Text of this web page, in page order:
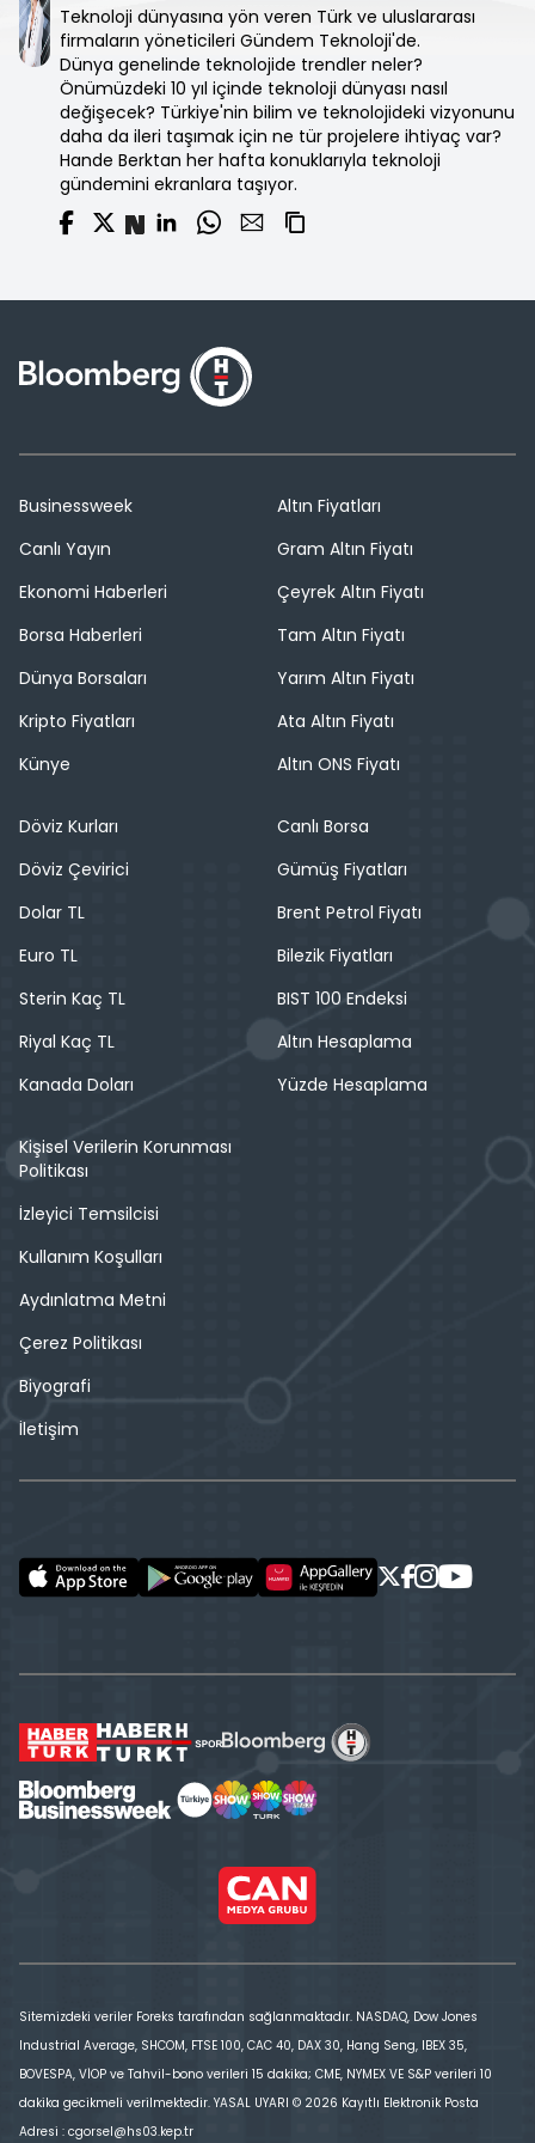
Teknoloji dünyasına yön veren Türk ve uluslararası
firmaların yöneticileri Gündem Teknoloji'de.
Dünya genelinde teknolojide trendler neler?
Önümüzdeki 10 yıl içinde teknoloji dünyası nasıl
değişecek? Türkiye'nin bilim ve teknolojideki vizyonunu
daha da ileri taşımak için ne tür projelere ihtiyaç var?
Hande Berktan her hafta konuklarıyla teknoloji
gündemini ekranlara taşıyor.
Businessweek
Canlı Yayın
Ekonomi Haberleri
Borsa Haberleri
Dünya Borsaları
Kripto Fiyatları
Künye
Altın Fiyatları
Gram Altın Fiyatı
Çeyrek Altın Fiyatı
Tam Altın Fiyatı
Yarım Altın Fiyatı
Ata Altın Fiyatı
Altın ONS Fiyatı
Döviz Kurları
Döviz Çevirici
Dolar TL
Euro TL
Sterin Kaç TL
Riyal Kaç TL
Kanada Doları
Canlı Borsa
Gümüş Fiyatları
Brent Petrol Fiyatı
Bilezik Fiyatları
BIST 100 Endeksi
Altın Hesaplama
Yüzde Hesaplama
Kişisel Verilerin Korunması
Politikası
İzleyici Temsilcisi
Kullanım Koşulları
Aydınlatma Metni
Çerez Politikası
Biyografi
İletişim
Sitemizdeki veriler Foreks tarafından sağlanmaktadır. NASDAQ, Dow Jones
Industrial Average, SHCOM, FTSE 100, CAC 40, DAX 30, Hang Seng, IBEX 35,
BOVESPA, VİOP ve Tahvil-bono verileri 15 dakika; CME, NYMEX VE S&P verileri 10
dakika gecikmeli verilmektedir. YASAL UYARI © 2026 Kayıtlı Elektronik Posta
Adresi : cgorsel@hs03.kep.tr